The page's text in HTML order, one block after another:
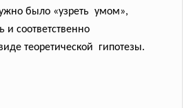
было «узреть умом»,
и соответственно
теоретической гипотезы.